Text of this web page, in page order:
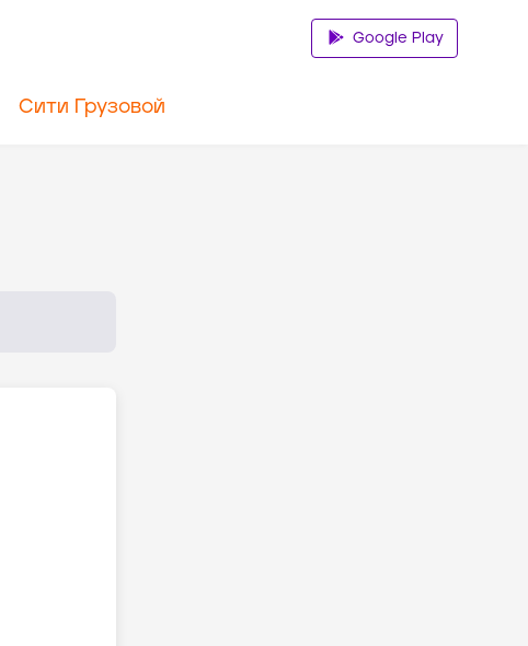
Google Play
Сити Грузовой